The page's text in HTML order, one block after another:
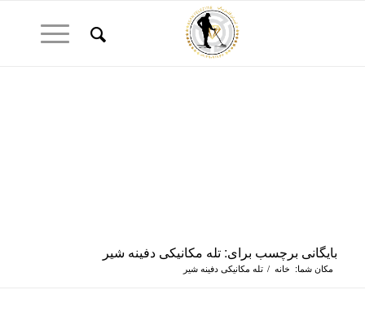
بایگانی برچسب برای: تله مکانیکی دفینه شیر
مکان شما: خانه / تله مکانیکی دفینه شیر